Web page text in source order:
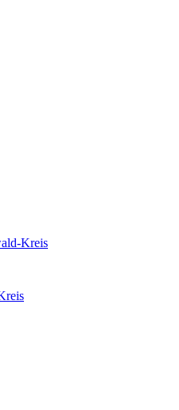
Kreis